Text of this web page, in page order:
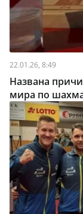
22.01.26, 8:49
Названа
мира по